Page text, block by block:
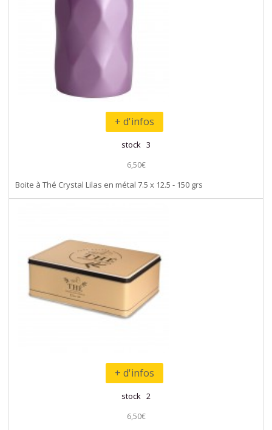
+ d'infos
stock 3
6,50€
Boite à Thé Crystal Lilas en métal 7.5 x 12.5 - 150 grs
+ d'infos
stock 2
6,50€